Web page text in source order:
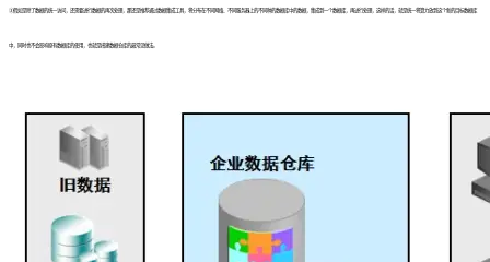
③假如是除了数据的统一访问，还需要进行数据的再次处理，那还是推荐通过数据集成工具，将分布在不同网络、不同服务器上的不同种的数据库中的数据，集成到一个数据库，再进行处理，这样的话，就是统一将算力放到这个新的目标数据库
中，同时也不会影响原有数据库的使用，也就是搭建数据仓库的最常见做法。